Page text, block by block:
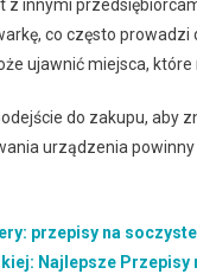
innymi
co często
ujawnić miejsca, które
do zakupu, aby
urządzenia
przepisy na
Najlepsze Przepisy